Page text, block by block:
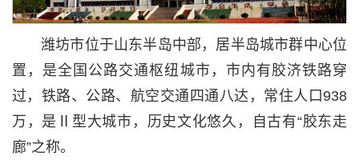
潍坊市位于山东半岛中部，居半岛城市群中心位
置，是全国公路交通枢纽城市，市内有胶济铁路穿
过，铁路、公路、航空交通四通八达，常住人口938
万，是Ⅱ型大城市，历史文化悠久，自古有“胶东走
廊”之称。